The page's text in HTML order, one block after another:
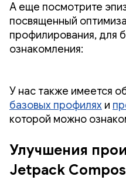
А еще посмотрите
посвященный
профилирования, для
ознакомления:
У нас также имеется
базовых профилях и
которой можно
Улучшения
Jetpack